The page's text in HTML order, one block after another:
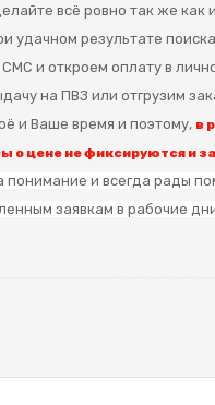
всё ровно так же как
удачном результате
и откроем оплату в
на ПВЗ или отгрузим
и Ваше время и поэтому, в
о цене не фиксируются и
понимание и всегда рады
заявкам в рабочие